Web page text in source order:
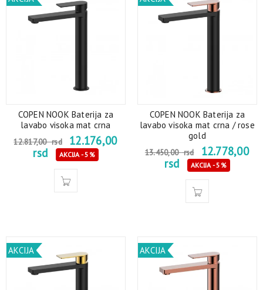
COPEN NOOK Baterija za
lavabo visoka mat crna
12.817,00rsd
12.176,00
rsd
AKCIJA - 5%
COPEN NOOK Baterija za
lavabo visoka mat crna / rose
gold
13.450,00rsd
12.778,00
rsd
AKCIJA - 5%
AKCIJA AKCIJA